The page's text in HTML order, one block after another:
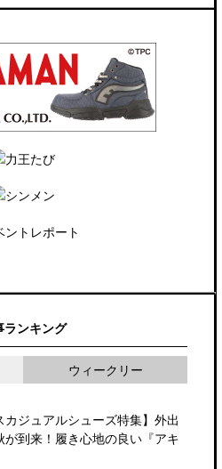
ランキング
ウィークリー
カジュアルシューズ特集】外出
が到来！履き心地の良い『アキ